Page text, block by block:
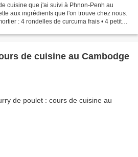
cuisine que j'ai suivi à Phnon-Penh au
aux ingrédients que l'on trouve chez nous.
: 4 rondelles de curcuma frais • 4 petits
de cuisine au Cambodge